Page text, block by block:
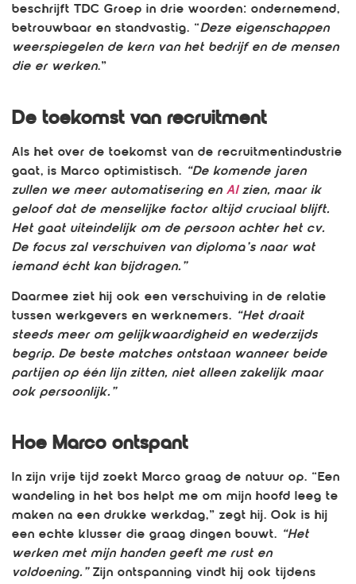
beschrijft TDC Groep in drie woorden: ondernemend,
betrouwbaar en standvastig. “Deze eigenschappen
weerspiegelen de kern van het bedrijf en de mensen
die er werken.”
De toekomst van recruitment
Als het over de toekomst van de recruitmentindustrie
gaat, is Marco optimistisch. “De komende jaren
zullen we meer automatisering en AIzien, maar ik
geloof dat de menselijke factor altijd cruciaal blijft.
Het gaat uiteindelijk om de persoon achter het cv.
De focus zal verschuiven van diploma’s naar wat
iemand écht kan bijdragen.”
Daarmee ziet hij ook een verschuiving in de relatie
tussen werkgevers en werknemers. “Het draait
steeds meer om gelijkwaardigheid en wederzijds
begrip. De beste matches ontstaan wanneer beide
partijen op één lijn zitten, niet alleen zakelijk maar
ook persoonlijk.”
Hoe Marco ontspant
In zijn vrije tijd zoekt Marco graag de natuur op. “Een
wandeling in het bos helpt me om mijn hoofd leeg te
maken na een drukke werkdag,” zegt hij. Ook is hij
een echte klusser die graag dingen bouwt. “Het
werken met mijn handen geeft me rust en
voldoening.”Zijn ontspanning vindt hij ook tijdens